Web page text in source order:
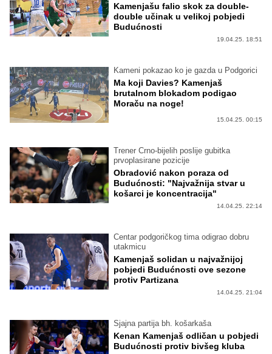
Kamenjašu falio skok za double-
double učinak u velikoj pobjedi
Budućnosti
19.04.25. 18:51
Kameni pokazao ko je gazda u Podgorici
Ma koji Davies? Kamenjaš
brutalnom blokadom podigao
Moraču na noge!
15.04.25. 00:15
Trener Crno-bijelih poslije gubitka
prvoplasirane pozicije
Obradović nakon poraza od
Budućnosti: "Najvažnija stvar u
košarci je koncentracija"
14.04.25. 22:14
Centar podgoričkog tima odigrao dobru
utakmicu
Kamenjaš solidan u najvažnijoj
pobjedi Budućnosti ove sezone
protiv Partizana
14.04.25. 21:04
Sjajna partija bh. košarkaša
Kenan Kamenjaš odličan u pobjedi
Budućnosti protiv bivšeg kluba